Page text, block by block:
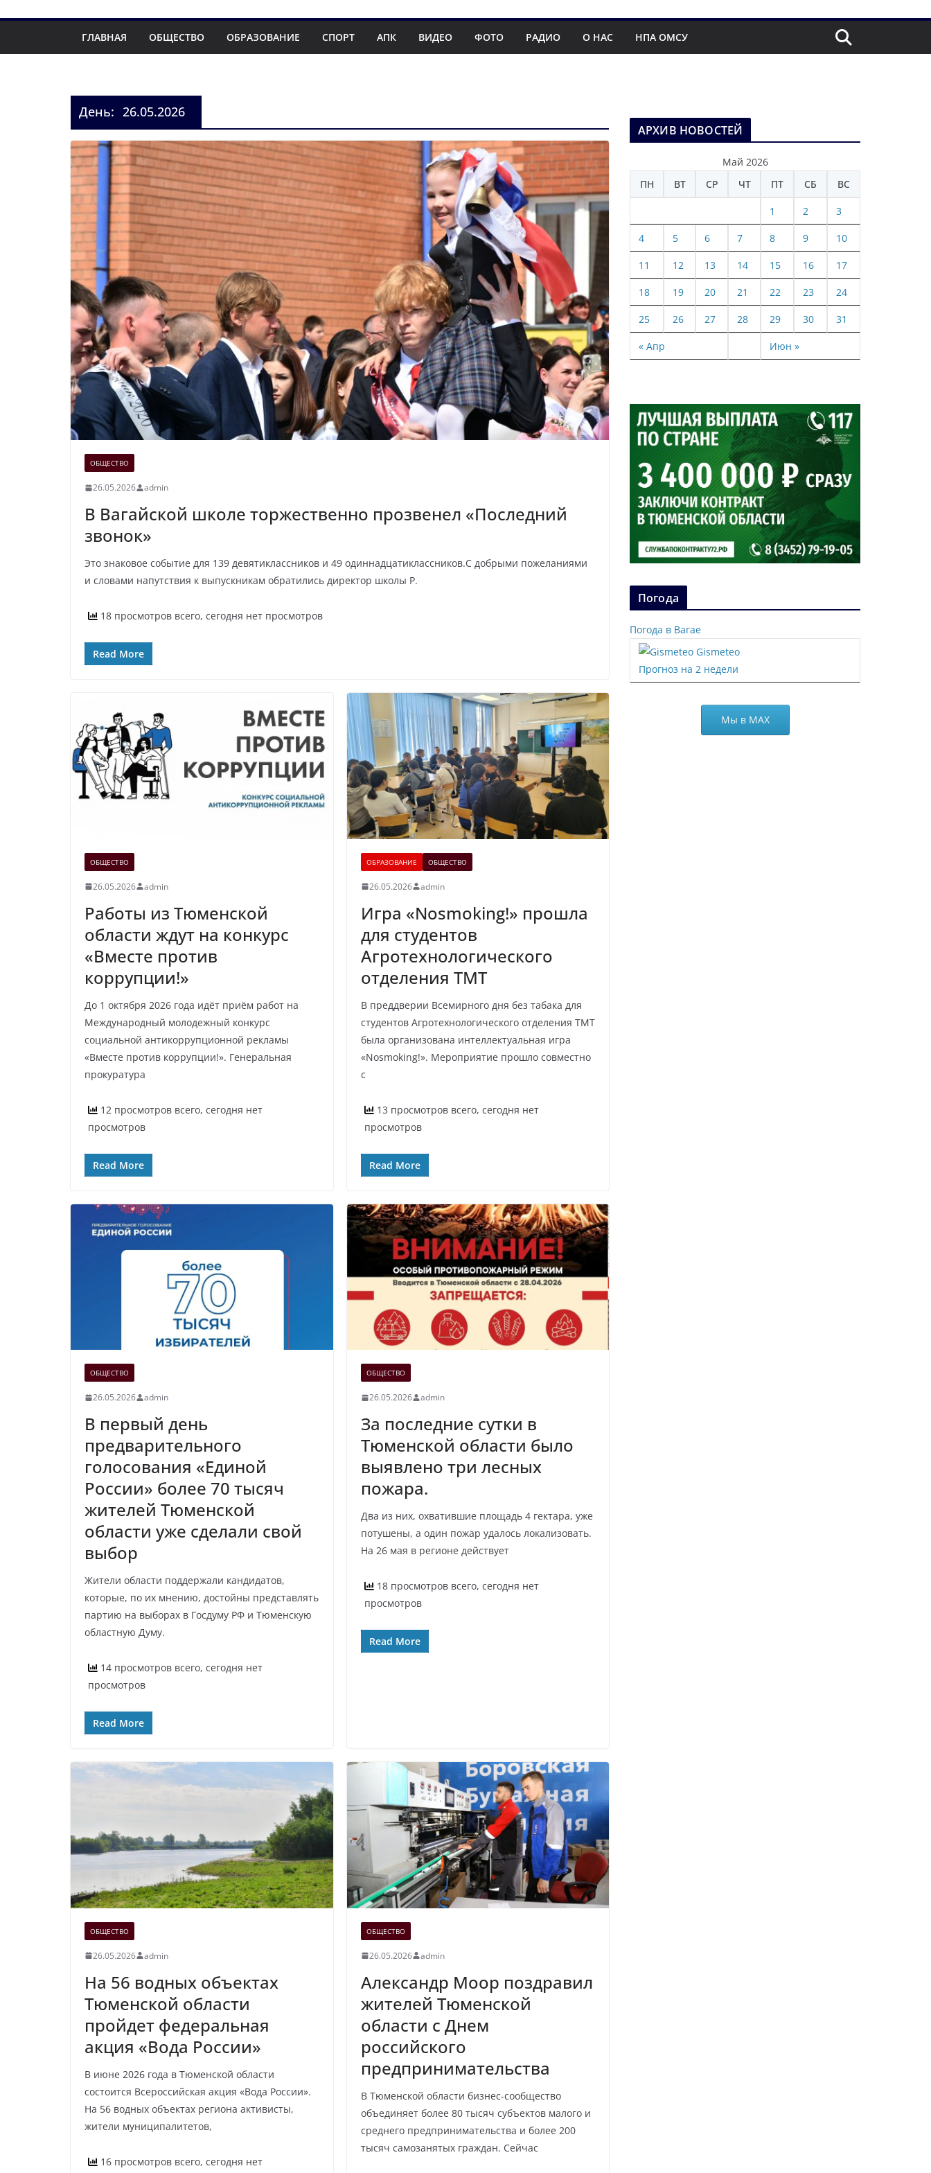
ГЛАВНАЯ ОБЩЕСТВО ОБРАЗОВАНИЕ СПОРТ АПК ВИДЕО ФОТО РАДИО О НАС НПА ОМСУ
День: 26.05.2026
ОБЩЕСТВО
26.05.2026 admin
В Вагайской школе торжественно прозвенел «Последний
звонок»
Это знаковое событие для 139 девятиклассников и 49 одиннадцатиклассников.С добрыми пожеланиями
и словами напутствия к выпускникам обратились директор школы Р.
18 просмотров всего, сегодня нет просмотров
Read More
ОБЩЕСТВО
26.05.2026 admin
Работы из Тюменской
области ждут на конкурс
«Вместе против
коррупции!»
До 1 октября 2026 года идёт приём работ на
Международный молодежный конкурс
социальной антикоррупционной рекламы
«Вместе против коррупции!». Генеральная
прокуратура
12 просмотров всего, сегодня нет
просмотров
Read More
ОБРАЗОВАНИЕ ОБЩЕСТВО
26.05.2026 admin
Игра «Nosmoking!» прошла
для студентов
Агротехнологического
отделения ТМТ
В преддверии Всемирного дня без табака для
студентов Агротехнологического отделения ТМТ
была организована интеллектуальная игра
«Nosmoking!». Мероприятие прошло совместно
с
13 просмотров всего, сегодня нет
просмотров
Read More
ОБЩЕСТВО
26.05.2026 admin
В первый день
предварительного
голосования «Единой
России» более 70 тысяч
жителей Тюменской
области уже сделали свой
выбор
Жители области поддержали кандидатов,
которые, по их мнению, достойны представлять
партию на выборах в Госдуму РФ и Тюменскую
областную Думу.
14 просмотров всего, сегодня нет
просмотров
Read More
ОБЩЕСТВО
26.05.2026 admin
За последние сутки в
Тюменской области было
выявлено три лесных
пожара.
Два из них, охватившие площадь 4 гектара, уже
потушены, а один пожар удалось локализовать.
На 26 мая в регионе действует
18 просмотров всего, сегодня нет
просмотров
Read More
ОБЩЕСТВО
26.05.2026 admin
На 56 водных объектах
Тюменской области
пройдет федеральная
акция «Вода России»
В июне 2026 года в Тюменской области
состоится Всероссийская акция «Вода России».
На 56 водных объектах региона активисты,
жители муниципалитетов,
16 просмотров всего, сегодня нет
ОБЩЕСТВО
26.05.2026 admin
Александр Моор поздравил
жителей Тюменской
области с Днем
российского
предпринимательства
В Тюменской области бизнес-сообщество
объединяет более 80 тысяч субъектов малого и
среднего предпринимательства и более 200
тысяч самозанятых граждан. Сейчас
АРХИВ НОВОСТЕЙ
Май 2026
ПН
ВТ СР ЧТ ПТ СБ ВС
« Апр Июн »
1 2 3
4 5 6 7 8 9 10
11 12 13 14 15 16 17
18 19 20 21 22 23 24
25 26 27 28 29 30 31
Погода
Погода в Вагае
Gismeteo
Прогноз на 2 недели
Мы в МАХ